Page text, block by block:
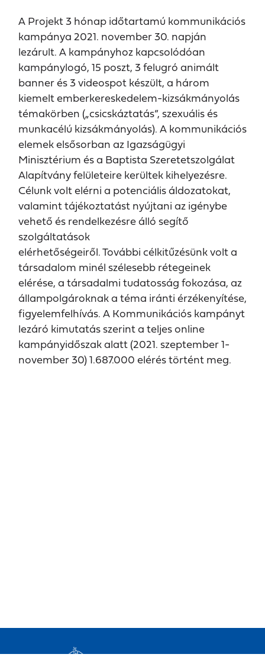
A Projekt 3 hónap időtartamú kommunikációs
kampánya 2021. november 30. napján
lezárult. A kampányhoz kapcsolódóan
kampánylogó, 15 poszt, 3 felugró animált
banner és 3 videospot készült, a három
kiemelt emberkereskedelem-kizsákmányolás
témakörben („csicskáztatás”, szexuális és
munkacélú kizsákmányolás). A kommunikációs
elemek elsősorban az Igazságügyi
Minisztérium és a Baptista Szeretetszolgálat
Alapítvány felületeire kerültek kihelyezésre.
Célunk volt elérni a potenciális áldozatokat,
valamint tájékoztatást nyújtani az igénybe
vehető és rendelkezésre álló segítő
szolgáltatások
elérhetőségeiről. További célkitűzésünk volt a
társadalom minél szélesebb rétegeinek
elérése, a társadalmi tudatosság fokozása, az
állampolgároknak a téma iránti érzékenyítése,
figyelemfelhívás. A Kommunikációs kampányt
lezáró kimutatás szerint a teljes online
kampányidőszak alatt (2021. szeptember 1-
november 30) 1.687.000 elérés történt meg.